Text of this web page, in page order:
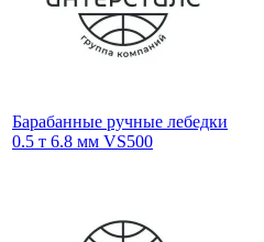
Барабанные ручные лебедки
0.5 т 6.8 мм VS500